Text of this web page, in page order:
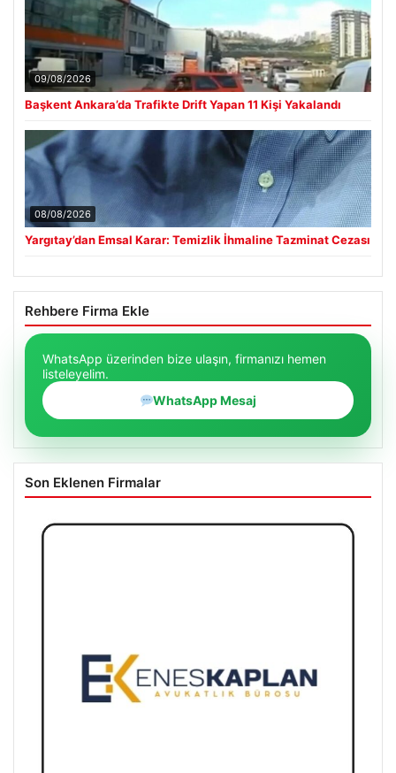
09/08/2026
Başkent Ankara’da Trafikte Drift Yapan 11 Kişi Yakalandı
08/08/2026
Yargıtay’dan Emsal Karar: Temizlik İhmaline Tazminat Cezası
Rehbere Firma Ekle
WhatsApp üzerinden bize ulaşın, firmanızı hemen
listeleyelim.
WhatsApp Mesaj
Son Eklenen Firmalar